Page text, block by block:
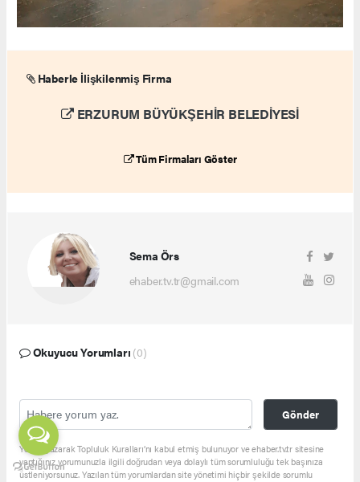
Haberle İlişkilenmiş Firma
ERZURUM BÜYÜKŞEHİR BELEDİYESİ
Tüm Firmaları Göster
Sema Örs
ehaber.tv.tr@gmail.com
Okuyucu Yorumları (0)
Gönder
Yorum yazarak Topluluk Kuralları’nı kabul etmiş bulunuyor ve ehaber.tv.tr sitesine
yaptığınız yorumunuzla ilgili doğrudan veya dolaylı tüm sorumluluğu tek başınıza
üstleniyorsunuz. Yazılan tüm yorumlardan site yönetimi hiçbir şekilde sorumlu